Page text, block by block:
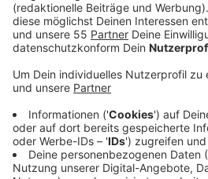
neue Angebot richte sich an
Planungsbüros, aber auch an
öffentlichen Dienst, so die
Veröffentlicht:Donnerstag,
Anzeige
Auf der Internetseite seien